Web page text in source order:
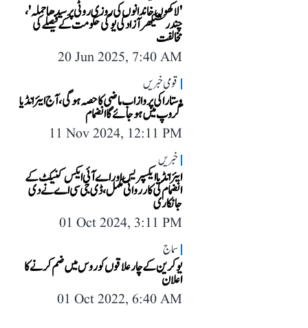
'لاکھوں خاندانوں کی روزی روٹی پر سیدھا حملہ'،
چندر شیکھر آزاد کی یوگی حکومت کے فیصلے کی
مخالفت
20 Jun 2025, 7:40 AM
قومی خبریں
وستارا کی پرواز اب ماضی کا حصہ ہوگی، آج ایئر انڈیا
گروپ میں ہو جائے گا انضمام
11 Nov 2024, 12:11 PM
خبریں
ایئر انڈیا ایکسپریس اور اے آئی ایکس کنیکٹ کے
انضمام کی کارروائی مکمل، ڈی جی سی اے نے دی
جانکاری
01 Oct 2024, 3:11 PM
سماج
یوکرین کے چار علاقوں کو روس میں ضم کرنے کا
اعلان
01 Oct 2022, 6:40 AM